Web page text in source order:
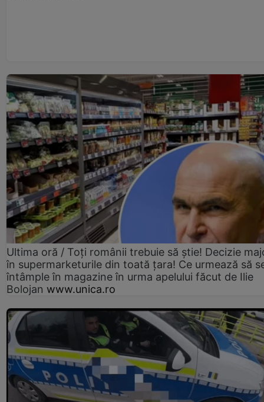
Ultima oră / Toți românii trebuie să știe! Decizie
în supermarketurile din toată țara! Ce urmează să
întâmple în magazine în urma apelului făcut de Ilie
Bolojan www.unica.ro